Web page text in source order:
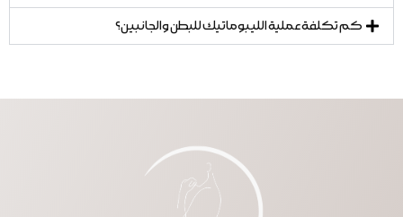
كم تكلفة عملية الليبوماتيك للبطن والجانبين؟